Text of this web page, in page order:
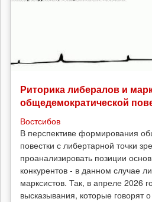
Риторика либералов и
общедемократической
Востсибов
В перспективе формирования
повестки с либертарной точки
проанализировать позиции
конкурентов - в данном случае
марксистов. Так, в апреле 2026
высказывания, которые говорят